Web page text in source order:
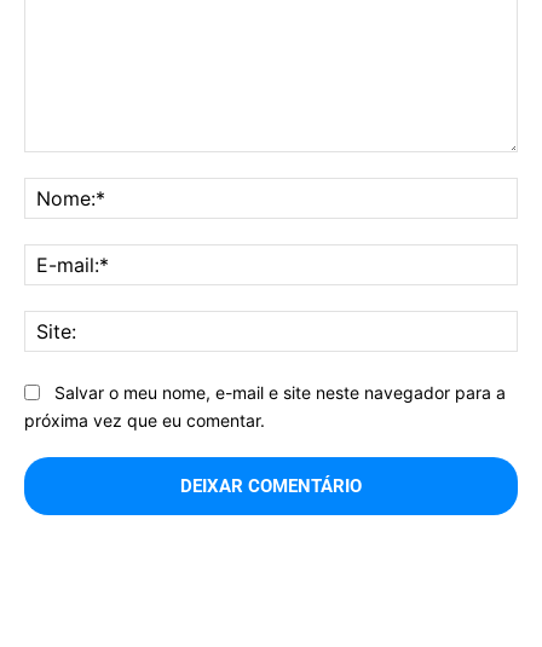
Salvar o meu nome, e-mail e site neste navegador para a
próxima vez que eu comentar.